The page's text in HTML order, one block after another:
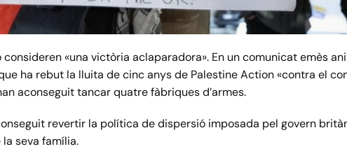
«una victòria aclaparadora». En un comunicat emès
ha rebut la lluita de cinc anys de Palestine Action «contra el
aconseguit tancar quatre fàbriques d’armes.
revertir la política de dispersió imposada pel govern
seva família.